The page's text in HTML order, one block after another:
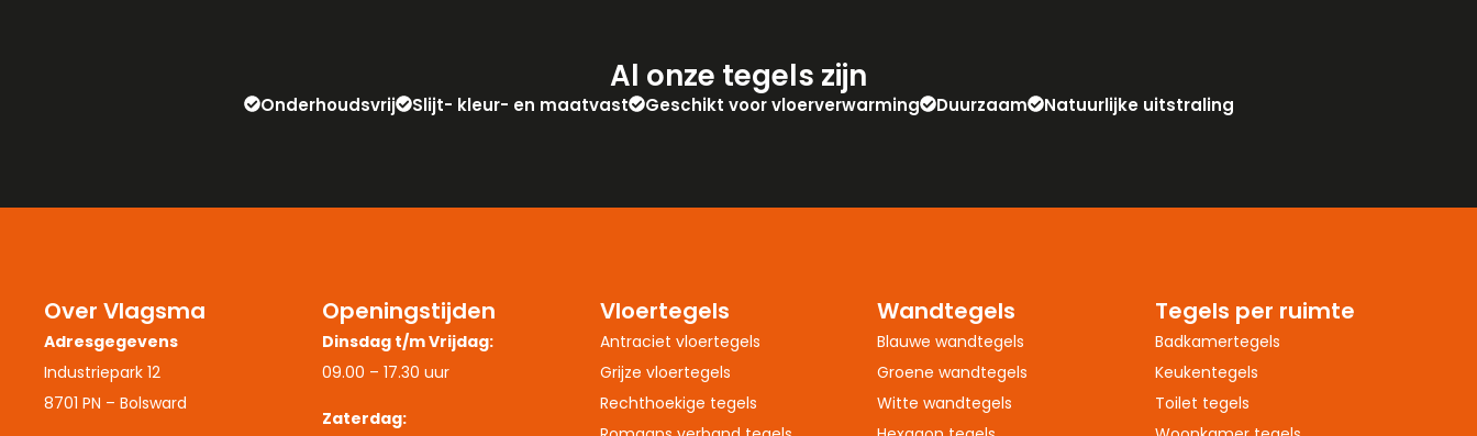
Al onze tegels zijn
Onderhoudsvrij Slijt- kleur- en maatvast Geschikt voor vloerverwarming Duurzaam Natuurlijke uitstraling
Over Vlagsma
Adresgegevens
Industriepark 12
8701 PN – Bolsward
Openingstijden
Dinsdag t/m Vrijdag:
09.00 – 17.30 uur
Zaterdag:
Vloertegels
Antraciet vloertegels
Grijze vloertegels
Rechthoekige tegels
Wandtegels
Blauwe wandtegels
Groene wandtegels
Witte wandtegels
Tegels per ruimte
Badkamertegels
Keukentegels
Toilet tegels